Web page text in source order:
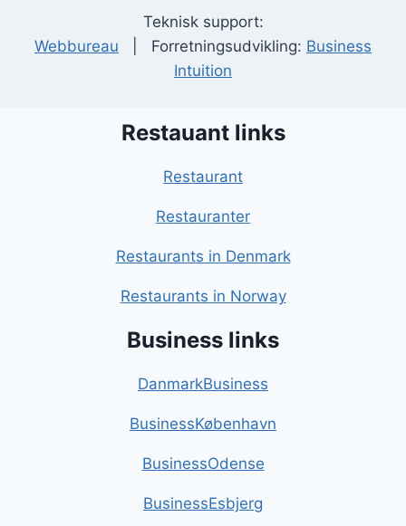
Teknisk support:
Webbureau | Forretningsudvikling: Business
Intuition
Restauant links
Restaurant
Restauranter
Restaurants in Denmark
Restaurants in Norway
Business links
DanmarkBusiness
BusinessKøbenhavn
BusinessOdense
BusinessEsbjerg